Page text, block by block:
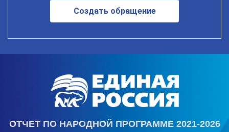
Создать обращение
ОТЧЕТ ПО НАРОДНОЙ ПРОГРАММЕ 2021-2026